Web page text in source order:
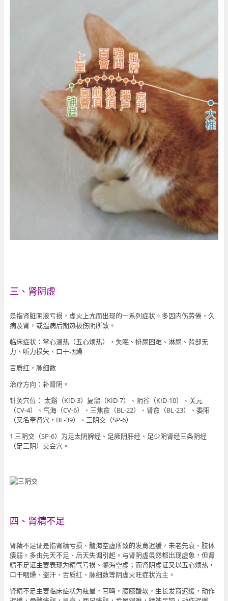
三、肾阴虚
是指肾脏阴液亏损，虚火上亢而出现的一系列症状。多因内伤劳倦，久
病及肾，或温病后期热极伤阴所致。
临床症状：掌心温热（五心烦热），失眠、排尿困难、淋尿、背部无
力、听力损失、口干咽燥
舌质红，脉细数
治疗方向：补肾阴。
针灸穴位： 太谿（KID-3）复溜（KID-7）、阴谷（KID-10）、关元
（CV-4）、气海（CV-6）、三焦兪（BL-22）、肾兪（BL-23）、委阳
（又名牵肾穴，BL-39）、三阴交（SP-6）
1.三阴交（SP-6）为足太阴脾经、足厥阴肝经、足少阴肾经三条阴经
（足三阴）交会穴。
四、肾精不足
肾精不足证是指肾精亏损、髓海空虚所致的发育迟缓，未老先衰、肢体
痿弱。多由先天不足、后天失调引起。与肾阴虚虽然都出现虚象，但肾
精不足证主要表现为精气亏损、髓海空虚；而肾阴虚证又以五心烦热，
口干咽燥、盗汗、舌质红、脉细数等阴虚火旺症状为主。
肾精不足主要临床症状为眩晕，耳鸣，腰膝酸软，生长发育迟缓，动作